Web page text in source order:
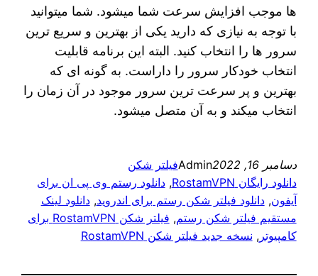
ها موجب افزایش سرعت شما میشود. شما میتوانید
با توجه به نیازی که دارید یکی از بهترین و سریع ترین
سرور ها را انتخاب کنید. البته این برنامه قابلیت
انتخاب خودکار سرور را داراست. به گونه ای که
بهترین و پر سرعت ترین سرور موجود در آن زمان را
انتخاب میکند و به آن متصل میشود.
دسامبر 16, 2022 Adminفیلتر شکن
دانلود رایگان RostamVPN
, دانلود رستم وی پی ان برای
آیفون, دانلود فیلتر شکن رستم برای اندروید, دانلود لینک
مستقیم فیلتر شکن رستم,
فیلتر شکن RostamVPN برای
کامپیوتر, نسخه جدید فیلتر شکن RostamVPN